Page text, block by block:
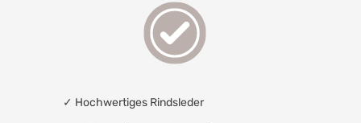
✓ Hochwertiges Rindsleder